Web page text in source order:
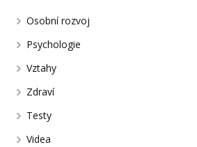
Osobní rozvoj
Psychologie
Vztahy
Zdraví
Testy
Videa